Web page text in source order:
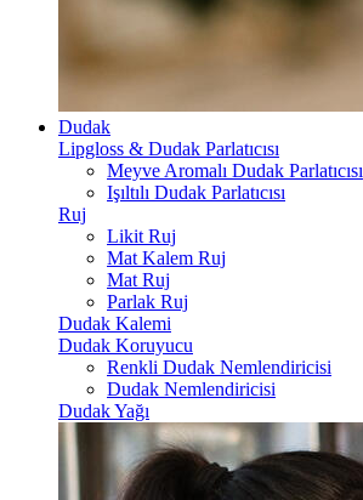
Dudak
Lipgloss & Dudak Parlatıcısı
Meyve Aromalı Dudak Parlatıcısı
Işıltılı Dudak Parlatıcısı
Ruj
Likit Ruj
Mat Kalem Ruj
Mat Ruj
Parlak Ruj
Dudak Kalemi
Dudak Koruyucu
Renkli Dudak Nemlendiricisi
Dudak Nemlendiricisi
Dudak Yağı